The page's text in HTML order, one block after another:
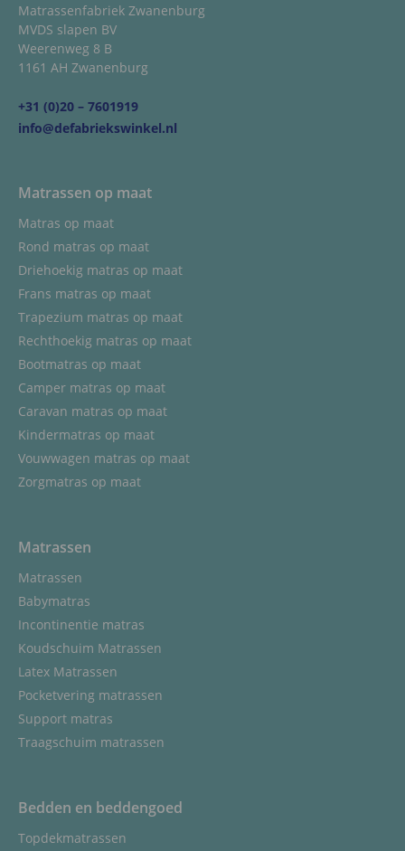
Matrassenfabriek Zwanenburg
MVDS slapen BV
Weerenweg 8 B
1161 AH Zwanenburg
+31 (0)20 – 7601919
info@defabriekswinkel.nl
Matrassen op maat
Matras op maat
Rond matras op maat
Driehoekig matras op maat
Frans matras op maat
Trapezium matras op maat
Rechthoekig matras op maat
Bootmatras op maat
Camper matras op maat
Caravan matras op maat
Kindermatras op maat
Vouwwagen matras op maat
Zorgmatras op maat
Matrassen
Matrassen
Babymatras
Incontinentie matras
Koudschuim Matrassen
Latex Matrassen
Pocketvering matrassen
Support matras
Traagschuim matrassen
Bedden en beddengoed
Topdekmatrassen